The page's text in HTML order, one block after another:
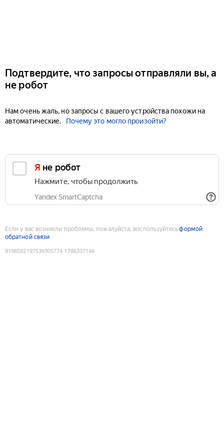
Подтвердите, что запросы отправляли вы, а
не робот
Нам очень жаль, но запросы с вашего устройства похожи на
автоматические.
Почему это могло произойти?
Я не робот
Нажмите, чтобы продолжить
Yandex SmartCaptcha
Если у вас возникли проблемы, пожалуйста, воспользуйтесьформой
обратной связи
9198592197539305774:1786337146